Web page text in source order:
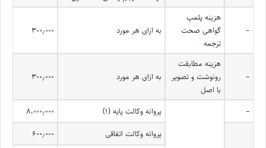
–
هزینه پلمپ
گواهی صحت
ترجمه
به ازای هر مورد ۳۰۰٫۰۰۰
–
هزینه مطابقت
رونوشت و تصویر
با اصل
به ازای هر مورد ۳۰۰٫۰۰۰
– پروانه وکالت پایه (۱)
۸،۰۰۰٫۰۰۰
پروانه وکالت اتفاقی
۶۰۰٫۰۰۰